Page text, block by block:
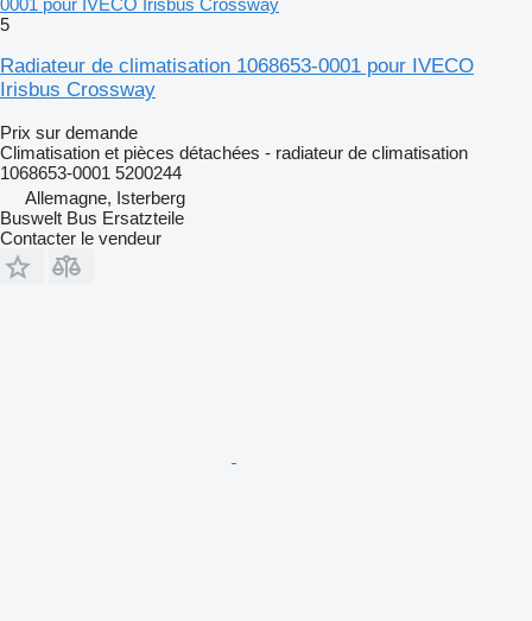
5
Radiateur de climatisation 1068653-0001 pour IVECO
Irisbus Crossway
Prix sur demande
Climatisation et pièces détachées - radiateur de climatisation
1068653-0001 5200244
Allemagne, Isterberg
Buswelt Bus Ersatzteile
Contacter le vendeur